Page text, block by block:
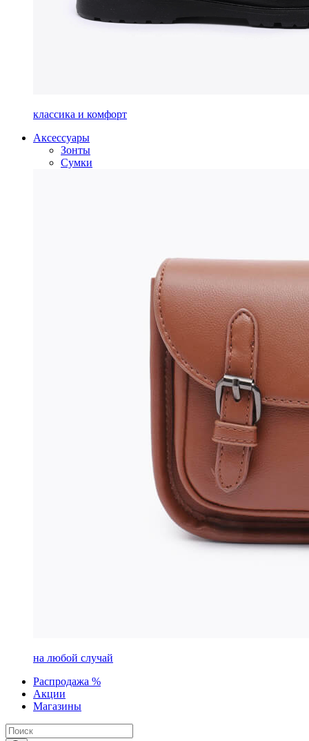
классика и комфорт
Аксессуары
Зонты
Сумки
на любой случай
Распродажа %
Акции
Магазины